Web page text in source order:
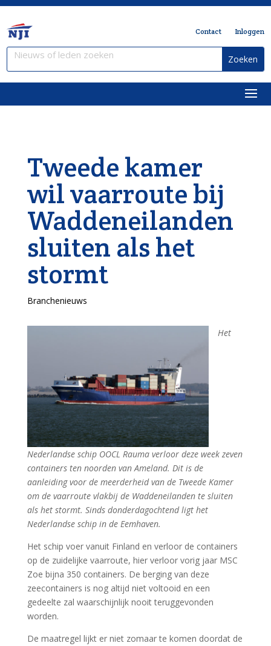
Contact Inloggen
Tweede kamer
wil vaarroute bij
Waddeneilanden
sluiten als het
stormt
Branchenieuws
Het
Nederlandse schip OOCL Rauma verloor deze week zeven
containers ten noorden van Ameland. Dit is de
aanleiding voor de meerderheid van de Tweede Kamer
om de vaarroute vlakbij de Waddeneilanden te sluiten
als het stormt. Sinds donderdagochtend ligt het
Nederlandse schip in de Eemhaven.
Het schip voer vanuit Finland en verloor de containers
op de zuidelijke vaarroute, hier verloor vorig jaar MSC
Zoe bijna 350 containers. De berging van deze
zeecontainers is nog altijd niet voltooid en een
gedeelte zal waarschijnlijk nooit teruggevonden
worden.
De maatregel lijkt er niet zomaar te komen doordat de